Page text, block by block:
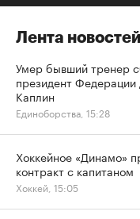
Лента новостей
Умер бывший тренер
президент
Каплин
Единоборства, 15:28
Хоккейное «Динамо»
контракт с капитаном
Хоккей, 15:05